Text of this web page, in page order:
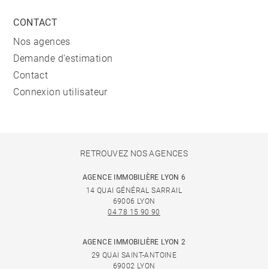
CONTACT
Nos agences
Demande d'estimation
Contact
Connexion utilisateur
RETROUVEZ NOS AGENCES
AGENCE IMMOBILIÈRE LYON 6
14 QUAI GÉNÉRAL SARRAIL
69006 LYON
04 78 15 90 90
AGENCE IMMOBILIÈRE LYON 2
29 QUAI SAINT-ANTOINE
69002 LYON